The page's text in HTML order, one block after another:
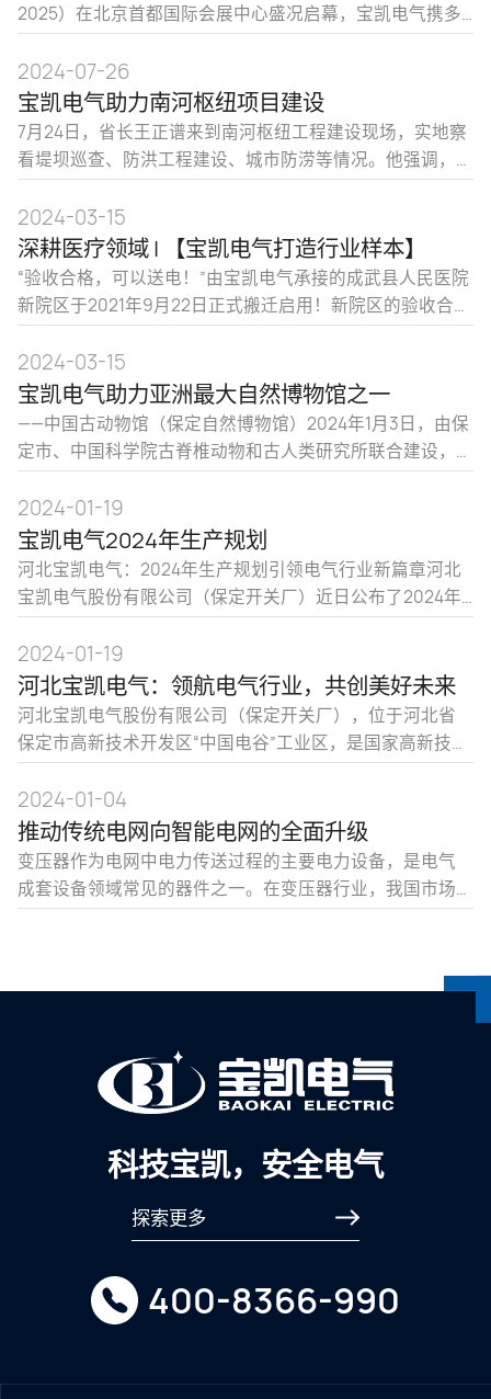
2025）在北京首都国际会展中心盛况启幕，宝凯电气携多
项革新力作，璀璨亮相。本届储能国际展览会以“数智赋能
产业变革，储能重塑能源格局”为主题，汇聚全球50多个国
家800+储能一线品牌和20万+观展客商，共话产链新图
景。BKW7DCG系列额定工作电压DC1500V/DC2000V，宽
度仅
2024-07-26
宝凯电气助力南河枢纽项目建设
7月24日，省长王正谱来到南河枢纽工程建设现场，实地察
看堤坝巡查、防洪工程建设、城市防涝等情况。他强调，
当前正值防汛关键期，雄安新区要深入贯彻落实习近平总
书记重要指示精神和党的二十届三中全会部署，按照省
委、省政府要求，强化底线思维、极限思维，严阵以待、
科学应对，落实落细防汛备汛各项措施，全力保障雄安新
区
2024-03-15
深耕医疗领域 | 【宝凯电气打造行业样本】
“验收合格，可以送电！”由宝凯电气承接的成武县人民医院
新院区于2021年9月22日正式搬迁启用！新院区的验收合格
并成功送电，为成武县人民医院新院区的投运提供了坚实
的电力保障。成武县人民医院新院区位于成武县北部新城
区东首，占地面积218亩，一期建筑面积16.2万平方米。是
集绿色生态、现代化、智能化、人性化于一体的三
2024-03-15
宝凯电气助力亚洲最大自然博物馆之一
——中国古动物馆（保定自然博物馆）2024年1月3日，由保
定市、中国科学院古脊椎动物和古人类研究所联合建设，
亚洲最大自然博物馆之一——中国古动物馆（保定自然博物
馆）正式开馆。中国古动物馆占地面积约120亩，总建筑面
积约7.3万平方米，以中科院古脊椎所雄厚的学术力量为依
托，集研究、收藏、保护、展示与教育功能为一体
2024-01-19
宝凯电气2024年生产规划
河北宝凯电气：2024年生产规划引领电气行业新篇章河北
宝凯电气股份有限公司（保定开关厂）近日公布了2024年
生产规划，旨在进一步提升公司在电气和电力行业的领先
地位。作为国家高新技术企业，河北宝凯电气始终致力于
技术创新和产品质量提升，以满足不断变化的市场需求。
根据规划，河北宝凯电气将加大技术研发和创新投入，加
2024-01-19
河北宝凯电气：领航电气行业，共创美好未来
河北宝凯电气股份有限公司（保定开关厂），位于河北省
保定市高新技术开发区“中国电谷”工业区，是国家高新技术
企业，也是军民融合示范单位。公司自1964年创立以来，
一直专注于电气和电力行业，凭借其深厚的历史底蕴、领
先的技术实力、严格的质量管控和广泛的市场应用，已经
成为电气和电力行业的领军企业。作为华北第一家生
2024-01-04
推动传统电网向智能电网的全面升级
变压器作为电网中电力传送过程的主要电力设备，是电气
成套设备领域常见的器件之一。在变压器行业，我国市场
增长迅速，目前已成为国际第二大市场，从目前的市场状
业发展的带动下，我国的变压器市场已被全面激活，未来
几年将迎来知速发展的新时期。 变压器
科技宝凯，安全电气
探索更多
400-8366-990